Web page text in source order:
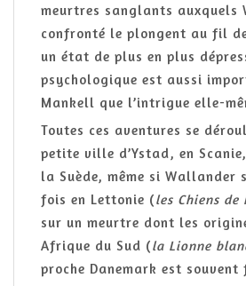
meurtres sanglants auxquels
confronté le plongent au fil
un état de plus en plus
psychologique est aussi
Mankell que l’intrigue elle-
Toutes ces aventures se
petite ville d’Ystad, en
la Suède, même si Wallander
fois en Lettonie (les Chiens de
sur un meurtre dont les
Afrique du Sud (la Lionne
proche Danemark est souvent